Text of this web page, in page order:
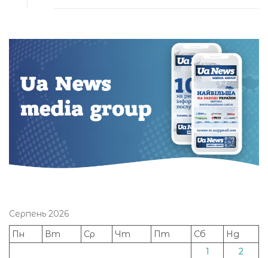
Серпень 2026
Пн
Вт Ср Чт Пт Сб
Нд
1
2